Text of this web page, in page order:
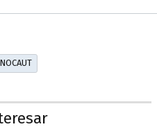
NOCAUT